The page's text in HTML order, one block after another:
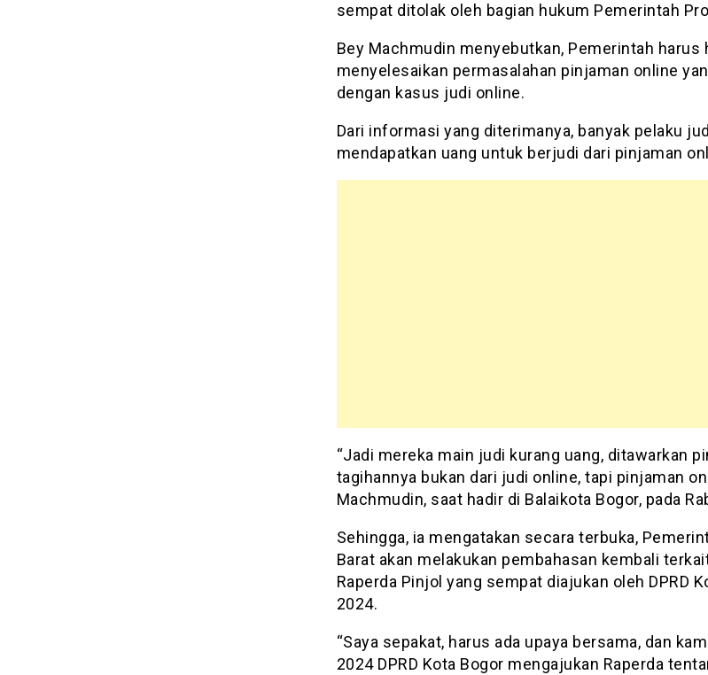
sempat ditolak oleh bagian hukum Pemerintah
Bey Machmudin menyebutkan, Pemerintah harus
menyelesaikan permasalahan pinjaman online
dengan kasus judi online.
Dari informasi yang diterimanya, banyak pelaku
mendapatkan uang untuk berjudi dari pinjaman
“Jadi mereka main judi kurang uang, ditawarkan
tagihannya bukan dari judi online, tapi pinjaman
Machmudin, saat hadir di Balaikota Bogor, pada
Sehingga, ia mengatakan secara terbuka,
Barat akan melakukan pembahasan kembali
Raperda Pinjol yang sempat diajukan oleh DPRD
2024.
“Saya sepakat, harus ada upaya bersama, dan
2024 DPRD Kota Bogor mengajukan Raperda